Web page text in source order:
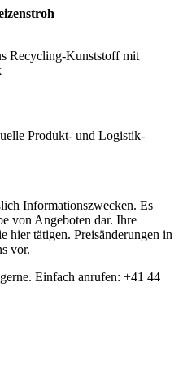
Recycling-Kunststoff mit
Produkt- und Logistik-
Informationszwecken. Es
von Angeboten dar. Ihre
hier tätigen. Preisänderungen in
vor.
Einfach anrufen: +41 44